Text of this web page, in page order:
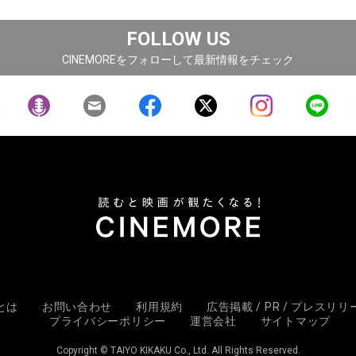
FOLLOW US
CINEMOREをフォローして最新情報をチェック
は お問い合わせ 利用規約
広告掲載 / PR / プレスリリ
プライバシーポリシー
運営会社 サイトマップ
Copyright © TAIYO KIKAKU Co., Ltd. All Rights Reserved.